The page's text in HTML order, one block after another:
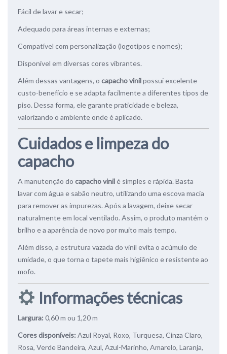
Fácil de lavar e secar;
Adequado para áreas internas e externas;
Compatível com personalização (logotipos e nomes);
Disponível em diversas cores vibrantes.
Além dessas vantagens, o capacho vinilpossui excelente
custo-benefício e se adapta facilmente a diferentes tipos de
piso. Dessa forma, ele garante praticidade e beleza,
valorizando o ambiente onde é aplicado.
Cuidados e limpeza do
capacho
A manutenção do capacho vinilé simples e rápida. Basta
lavar com água e sabão neutro, utilizando uma escova macia
para remover as impurezas. Após a lavagem, deixe secar
naturalmente em local ventilado. Assim, o produto mantém o
brilho e a aparência de novo por muito mais tempo.
Além disso, a estrutura vazada do vinil evita o acúmulo de
umidade, o que torna o tapete mais higiênico e resistente ao
mofo.
Informações técnicas
Largura: 0,60 m ou 1,20 m
Cores disponíveis: Azul Royal, Roxo, Turquesa, Cinza Claro,
Rosa, Verde Bandeira, Azul, Azul-Marinho, Amarelo, Laranja,